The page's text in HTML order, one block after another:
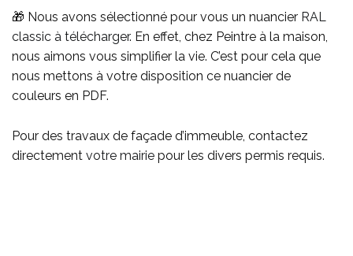
🎁 Nous avons sélectionné pour vous un nuancier RAL
classic à télécharger. En effet, chez Peintre à la maison,
nous aimons vous simplifier la vie. C’est pour cela que
nous mettons à votre disposition ce nuancier de
couleurs en PDF.
Pour des travaux de façade d’immeuble, contactez
directement votre mairie pour les divers permis requis.